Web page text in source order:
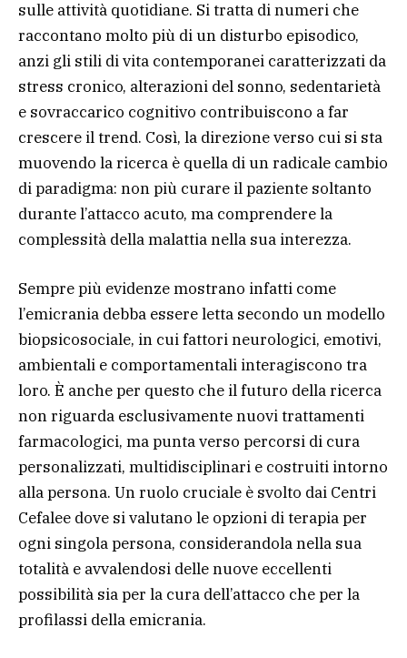
sulle attività quotidiane. Si tratta di numeri che
raccontano molto più di un disturbo episodico,
anzi gli stili di vita contemporanei caratterizzati da
stress cronico, alterazioni del sonno, sedentarietà
e sovraccarico cognitivo contribuiscono a far
crescere il trend. Così, la direzione verso cui si sta
muovendo la ricerca è quella di un radicale cambio
di paradigma: non più curare il paziente soltanto
durante l’attacco acuto, ma comprendere la
complessità della malattia nella sua interezza.
Sempre più evidenze mostrano infatti come
l’emicrania debba essere letta secondo un modello
biopsicosociale, in cui fattori neurologici, emotivi,
ambientali e comportamentali interagiscono tra
loro. È anche per questo che il futuro della ricerca
non riguarda esclusivamente nuovi trattamenti
farmacologici, ma punta verso percorsi di cura
personalizzati, multidisciplinari e costruiti intorno
alla persona. Un ruolo cruciale è svolto dai Centri
Cefalee dove si valutano le opzioni di terapia per
ogni singola persona, considerandola nella sua
totalità e avvalendosi delle nuove eccellenti
possibilità sia per la cura dell’attacco che per la
profilassi della emicrania.